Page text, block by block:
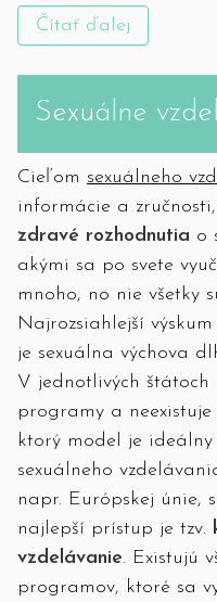
Čítať ďalej
Sexuálne
Cieľom sexuálneho
informácie a
zdravé rozhodnutia o
akými sa po svete
mnoho, no nie všetky
Najrozsiahlejší
je sexuálna výchova
V jednotlivých štátoch
programy a
ktorý model je
sexuálneho
napr. Európskej únie,
najlepší prístup je tzv.
vzdelávanie. Existujú
programov, ktoré sa